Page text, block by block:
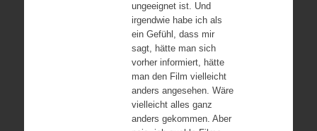
ungeeignet ist. Und
irgendwie habe ich als
ein Gefühl, dass mir
sagt, hätte man sich
vorher informiert, hätte
man den Film vielleicht
anders angesehen. Wäre
vielleicht alles ganz
anders gekommen. Aber